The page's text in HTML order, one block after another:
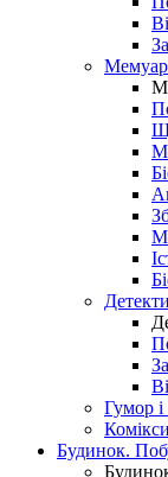
Гумор і
Комікси
Будинок.